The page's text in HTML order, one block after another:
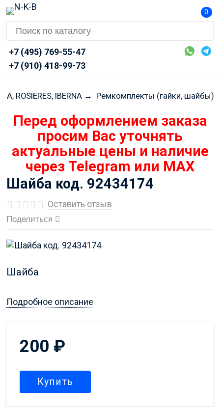
0
+7 (495) 769-55-47
+7 (910) 418-99-73
ROSIERES, IBERNA→ Ремкомплекты (гайки, шайбы)
Перед оформлением заказа
просим Вас уточнять
актуальные цены и наличие
через Telegram или MAX
Шайба код. 92434174
Оставить отзыв
Поделиться
Шайба
Подробное описание
200 ₽
Купить